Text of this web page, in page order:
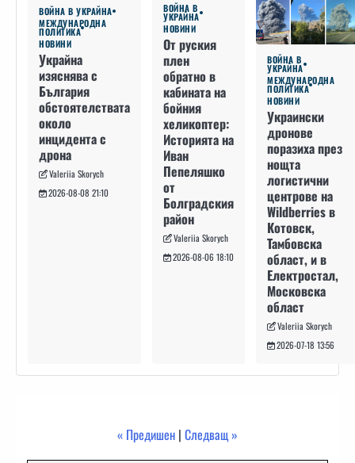
ВОЙНА В УКРАЙНА
МЕЖДУНАРОДНА
ПОЛИТИКА
НОВИНИ
Украйна
изяснява с
България
обстоятелствата
около
инцидента с
дрона
Valeriia Skorych
2026-08-08 21:10
ВОЙНА В
УКРАЙНА
НОВИНИ
От руския
плен
обратно в
кабината на
бойния
хеликоптер:
Историята на
Иван
Пепеляшко
от
Болградския
район
Valeriia Skorych
2026-08-06 18:10
ВОЙНА В
УКРАЙНА
МЕЖДУНАРОДНА
ПОЛИТИКА
НОВИНИ
Украински
дронове
поразиха през
нощта
логистични
центрове на
Wildberries в
Котовск,
Тамбовска
област, и в
Електростал,
Московска
област
Valeriia Skorych
2026-07-18 13:56
« Предишен | Следващ »